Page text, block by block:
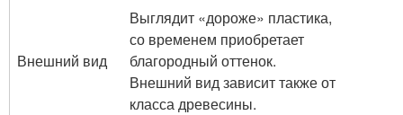
Внешний вид
Выглядит «дороже» пластика,
со временем приобретает
благородный оттенок.
Внешний вид зависит также от
класса древесины.